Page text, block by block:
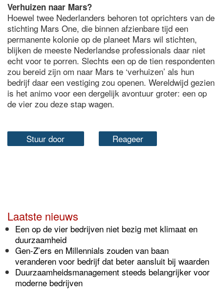
Verhuizen naar Mars?
Hoewel twee Nederlanders behoren tot oprichters van de
stichting Mars One, die binnen afzienbare tijd een
permanente kolonie op de planeet Mars wil stichten,
blijken de meeste Nederlandse professionals daar niet
echt voor te porren. Slechts een op de tien respondenten
zou bereid zijn om naar Mars te ‘verhuizen’ als hun
bedrijf daar een vestiging zou openen. Wereldwijd gezien
is het animo voor een dergelijk avontuur groter: een op
de vier zou deze stap wagen.
Stuur door Reageer
Laatste nieuws
Een op de vier bedrijven niet bezig met klimaat en
duurzaamheid
Gen-Z’ers en Millennials zouden van baan
veranderen voor bedrijf dat beter aansluit bij waarden
Duurzaamheidsmanagement steeds belangrijker voor
moderne bedrijven